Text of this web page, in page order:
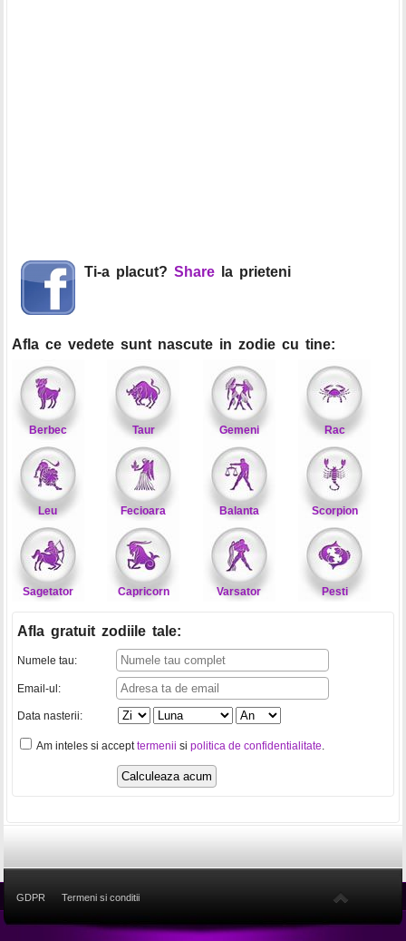
Ti-a placut? Share la prieteni
Afla ce vedete sunt nascute in zodie cu tine:
Berbec Taur Gemeni Rac
Leu Fecioara Balanta Scorpion
Sagetator Capricorn Varsator Pesti
Afla gratuit zodiile tale:
Numele tau:
Email-ul:
Data nasterii:
Am inteles si accepttermenii si politica de confidentialitate.
GDPR Termeni si conditii